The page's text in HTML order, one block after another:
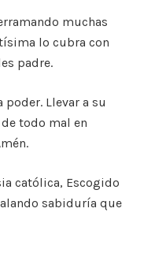
muchas
lo cubra con
padre.
Llevar a su
todo mal en
católica, Escogido
sabiduría que